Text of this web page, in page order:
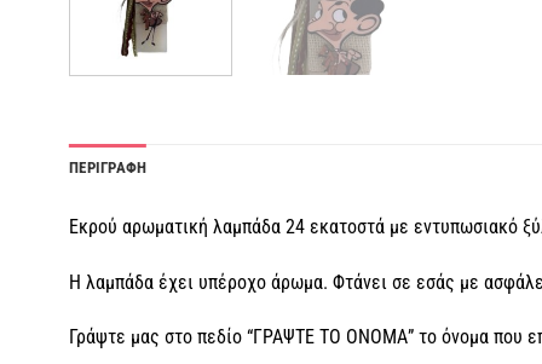
ΠΕΡΙΓΡΑΦΗ
Εκρού αρωματική λαμπάδα 24 εκατοστά με εντυπωσιακό
Η λαμπάδα έχει υπέροχο άρωμα. Φτάνει σε εσάς με
Γράψτε μας στο πεδίο “ΓΡΑΨΤΕ ΤΟ ΟΝΟΜΑ” το όνομα που